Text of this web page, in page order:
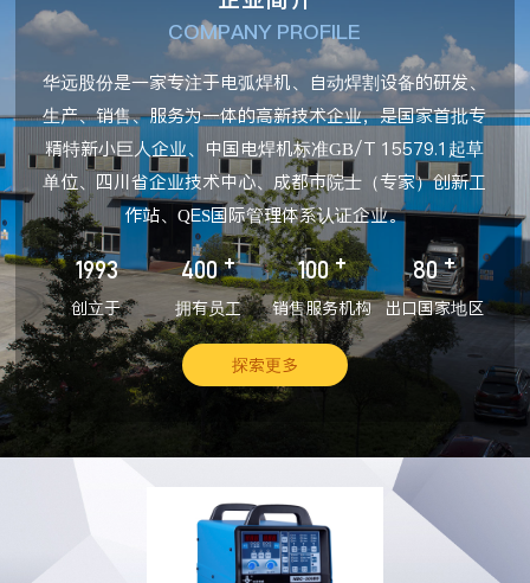
COMPANY PROFILE
华远股份是一家专注于电弧焊机、自动焊割设备的研发、
生产、销售、服务为一体的高新技术企业，是国家首批专
精特新小巨人企业、中国电焊机标准GB/T 15579.1起草
单位、四川省企业技术中心、成都市院士（专家）创新工
作站、QES国际管理体系认证企业。
1993
创立于
400 +
拥有员工
100 +
销售服务机构
80 +
出口国家地区
探索更多